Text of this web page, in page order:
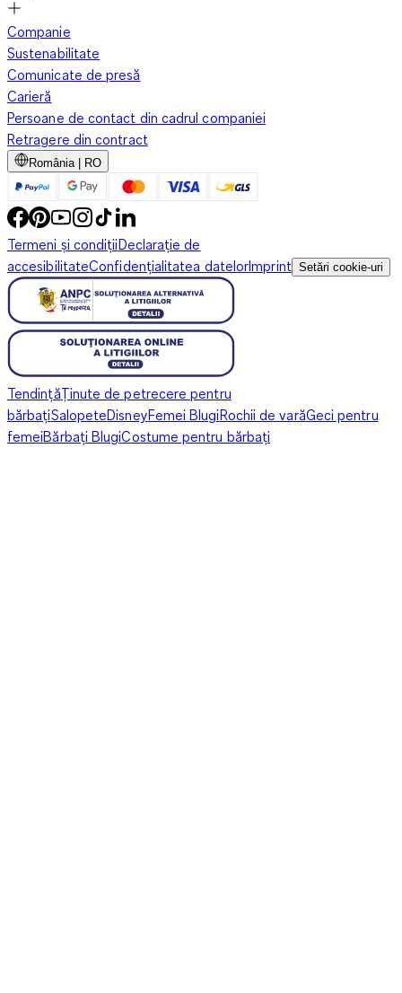
Companie
Sustenabilitate
Comunicate de presă
Carieră
Persoane de contact din cadrul companiei
Retragere din contract
România | RO
Termeni și condițiiDeclarație de
accesibilitateConfidențialitatea datelorImprint Setări cookie-uri
TendințăȚinute de petrecere pentru
bărbațiSalopeteDisneyFemei BlugiRochii de varăGeci pentru
femeiBărbați BlugiCostume pentru bărbați